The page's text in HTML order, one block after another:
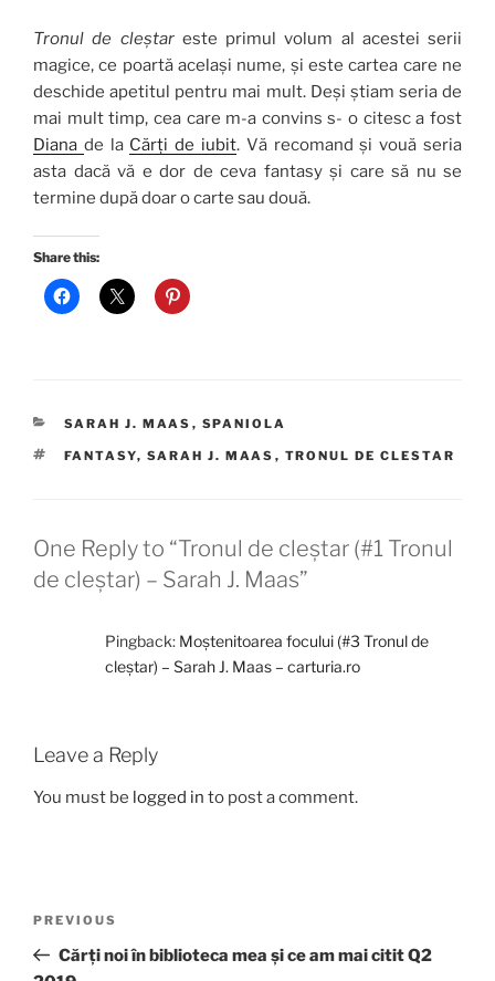
Tronul de cleștar este primul volum al acestei serii
magice, ce poartă același nume, și este cartea care ne
deschide apetitul pentru mai mult. Deși știam seria de
mai mult timp, cea care m-a convins s- o citesc a fost
Diana de la Cărți de iubit. Vă recomand și vouă seria
asta dacă vă e dor de ceva fantasy și care să nu se
termine după doar o carte sau două.
Share this:
CATEGORIES
SARAH J. MAAS , SPANIOLA
TAGS
FANTASY, SARAH J. MAAS , TRONUL DE CLESTAR
One Reply to “Tronul de cleștar (#1 Tronul
de cleștar) – Sarah J. Maas”
Pingback: Moștenitoarea focului (#3 Tronul de
cleștar) – Sarah J. Maas – carturia.ro
Leave a Reply
You must be logged in to post a comment.
Previous
Post
PREVIOUS
Cărți noi în biblioteca mea și ce am mai citit Q2